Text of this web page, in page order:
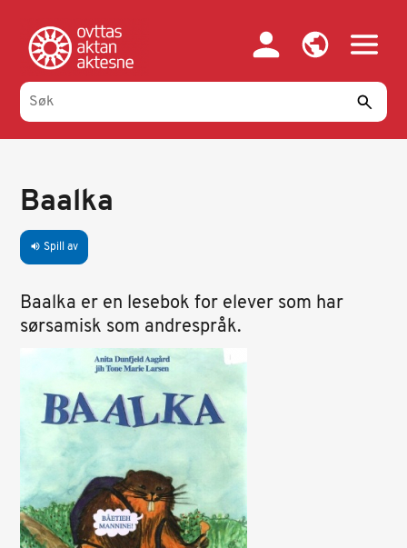
hovedinnhold
Baalka
volume_up Spill av
Baalka er en lesebok for elever som har
sørsamisk som andrespråk.